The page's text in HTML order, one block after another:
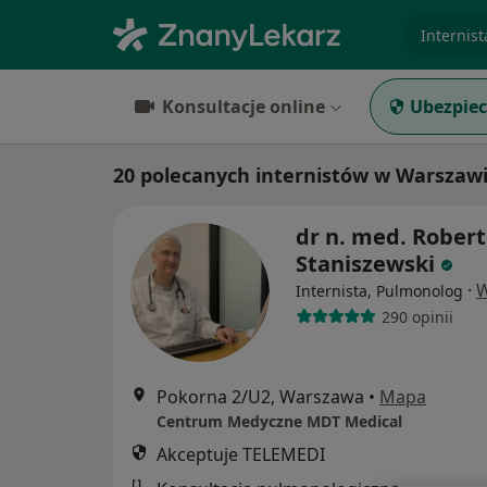
Konsultacje online
20 polecanych internistów w
dr n. med. Robert
Staniszewski
Internista, Pulmonolog ·
290 opinii
Pokorna 2/U2, Warszawa • Mapa
Centrum Medyczne MDT Medical
Akceptuje TELEMEDI